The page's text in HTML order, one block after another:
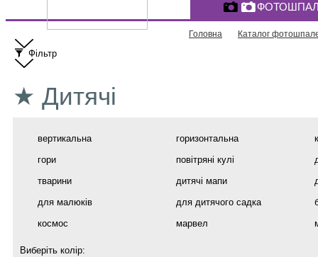
Головна Каталог
Фільтр
★ Дитячі
вертикальна горизонтальна
гори
повітряні кулі
тварини
дитячі мапи
для малюків
для дитячого садка
космос
марвел
Виберіть колір: